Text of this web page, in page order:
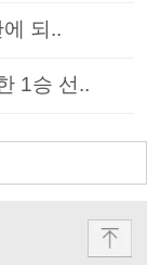
되..
1승 선..